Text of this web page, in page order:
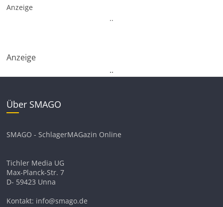
Anzeige
..
Anzeige
..
Über SMAGO
SMAGO - SchlagerMAGazin Online
Tichler Media UG
Max-Planck-Str. 7
D- 59423 Unna
Kontakt: info@smago.de